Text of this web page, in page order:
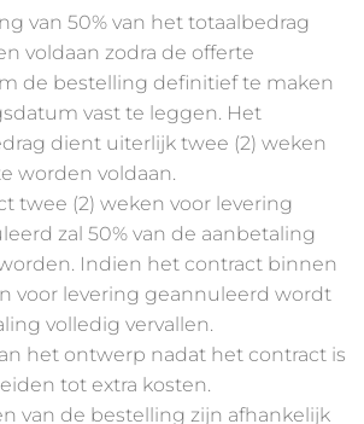
van 50% van het totaalbedrag
voldaan zodra de offerte
de bestelling definitief te maken
vast te leggen. Het
dient uiterlijk twee (2) weken
worden voldaan.
twee (2) weken voor levering
zal 50% van de aanbetaling
Indien het contract binnen
voor levering geannuleerd wordt
volledig vervallen.
het ontwerp nadat het contract is
tot extra kosten.
van de bestelling zijn afhankelijk